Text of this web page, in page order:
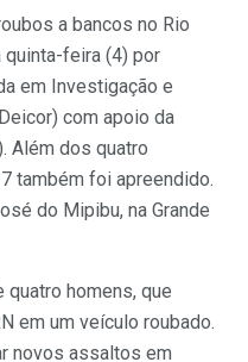
a bancos no Rio
feira (4) por
em Investigação e
com apoio da
Além dos quatro
também foi apreendido.
do Mipibu, na Grande
quatro homens, que
em um veículo roubado.
novos assaltos em